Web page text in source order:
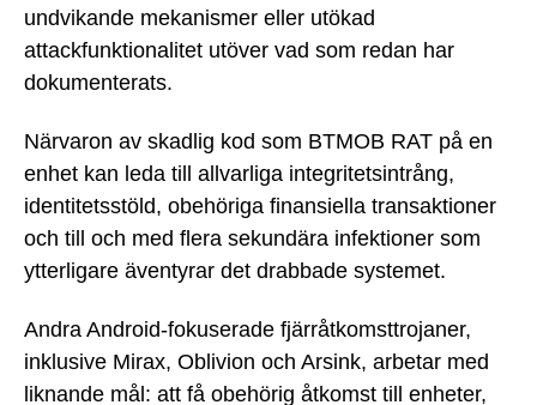
undvikande mekanismer eller utökad
attackfunktionalitet utöver vad som redan har
dokumenterats.
Närvaron av skadlig kod som BTMOB RAT på en
enhet kan leda till allvarliga integritetsintrång,
identitetsstöld, obehöriga finansiella transaktioner
och till och med flera sekundära infektioner som
ytterligare äventyrar det drabbade systemet.
Andra Android-fokuserade fjärråtkomsttrojaner,
inklusive Mirax, Oblivion och Arsink, arbetar med
liknande mål: att få obehörig åtkomst till enheter,